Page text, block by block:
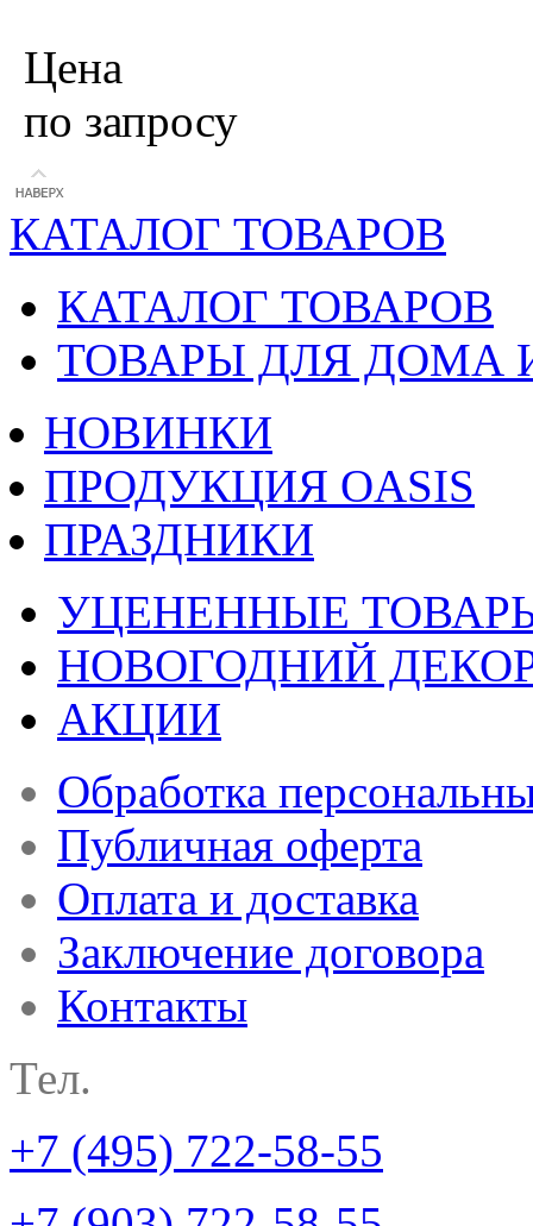
Цена
по запросу
КАТАЛОГ ТОВАРОВ
КАТАЛОГ ТОВАРОВ
ТОВАРЫ ДЛЯ ДОМА
НОВИНКИ
ПРОДУКЦИЯ OASIS
ПРАЗДНИКИ
УЦЕНЕННЫЕ
НОВОГОДНИЙ
АКЦИИ
Обработка
Публичная оферта
Оплата и доставка
Заключение договора
Контакты
Тел.
+7 (495) 722-58-55